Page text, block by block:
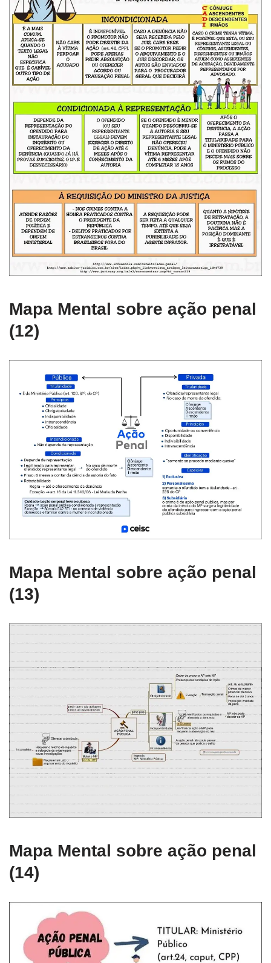
Mapa Mental sobre ação penal
(12)
Mapa Mental sobre ação penal
(13)
Mapa Mental sobre ação penal
(14)